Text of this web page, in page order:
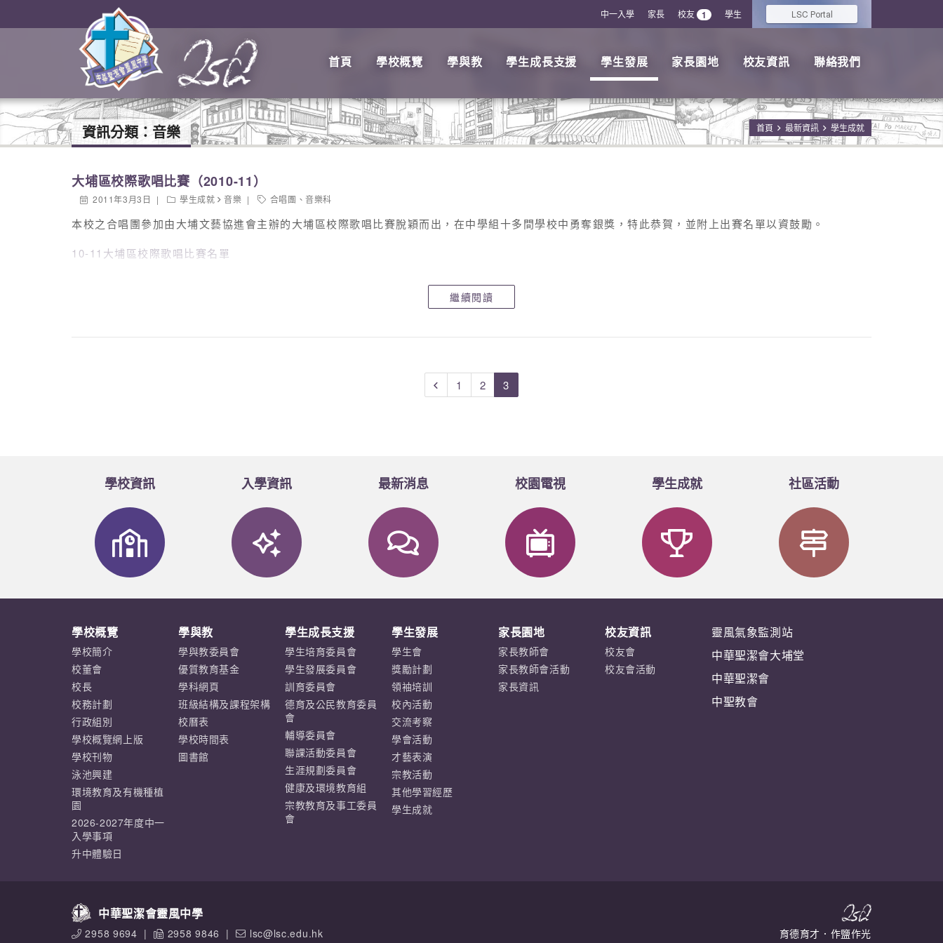
中一入學 家長 校友 1 學生 LSC Portal
首頁 學校概覽 學與教 學生成長支援 學生發展 家長園地 校友資訊 聯絡我們
首頁 最新資訊 學生成就
資訊分類： 音樂
大埔區校際歌唱比賽（2010-11）
2011年3月3日 學生成就 音樂 合唱團 、音樂科
本校之合唱團參加由大埔文藝協進會主辦的大埔區校際歌唱比賽脫穎而出，在中學組十多間學校中勇奪銀獎，特此恭賀，並附上出賽名單以資鼓勵。
10-11大埔區校際歌唱比賽名單
繼續閱讀
1 2 3
學校資訊 入學資訊 最新消息 校園電視 學生成就 社區活動
學校概覽
學校簡介
校董會
校長
校務計劃
行政組別
學校概覽網上版
學校刊物
泳池興建
環境教育及有機種植
園
2026-2027年度中一
入學事項
升中體驗日
學與教
學與教委員會
優質教育基金
學科網頁
班級結構及課程架構
校曆表
學校時間表
圖書館
學生成長支援
學生培育委員會
學生發展委員會
訓育委員會
德育及公民教育委員
會
輔導委員會
聯課活動委員會
生涯規劃委員會
健康及環境教育組
宗教教育及事工委員
會
學生發展
學生會
獎勵計劃
領袖培訓
校內活動
交流考察
學會活動
才藝表演
宗教活動
其他學習經歷
學生成就
家長園地
家長教師會
家長教師會活動
家長資訊
校友資訊
校友會
校友會活動
靈風氣象監測站
中華聖潔會大埔堂
中華聖潔會
中聖教會
中華聖潔會靈風中學
2958 9694 | 2958 9846 | lsc@lsc.edu.hk 育德育才．作鹽作光